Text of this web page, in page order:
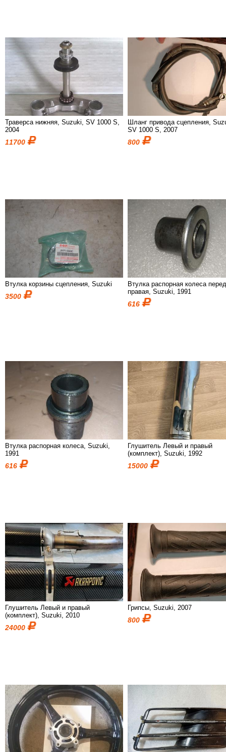
Траверса нижняя, Suzuki, SV 1000 S,
2004
11700
Шланг привода сцепления,
SV 1000 S, 2007
800
Втулка корзины сцепления, Suzuki
3500
Втулка распорная колеса
правая, Suzuki, 1991
616
Втулка распорная колеса, Suzuki,
1991
616
Глушитель Левый и правый
(комплект), Suzuki, 1992
15000
Глушитель Левый и правый
(комплект), Suzuki, 2010
24000
Грипсы, Suzuki, 2007
800